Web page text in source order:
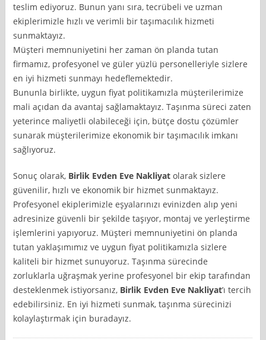
teslim ediyoruz. Bunun yanı sıra, tecrübeli ve uzman
ekiplerimizle hızlı ve verimli bir taşımacılık hizmeti
sunmaktayız.
Müşteri memnuniyetini her zaman ön planda tutan
firmamız, profesyonel ve güler yüzlü personelleriyle sizlere
en iyi hizmeti sunmayı hedeflemektedir.
Bununla birlikte, uygun fiyat politikamızla müşterilerimize
mali açıdan da avantaj sağlamaktayız. Taşınma süreci zaten
yeterince maliyetli olabileceği için, bütçe dostu çözümler
sunarak müşterilerimize ekonomik bir taşımacılık imkanı
sağlıyoruz.
Sonuç olarak, Birlik Evden Eve Nakliyat olarak sizlere
güvenilir, hızlı ve ekonomik bir hizmet sunmaktayız.
Profesyonel ekiplerimizle eşyalarınızı evinizden alıp yeni
adresinize güvenli bir şekilde taşıyor, montaj ve yerleştirme
işlemlerini yapıyoruz. Müşteri memnuniyetini ön planda
tutan yaklaşımımız ve uygun fiyat politikamızla sizlere
kaliteli bir hizmet sunuyoruz. Taşınma sürecinde
zorluklarla uğraşmak yerine profesyonel bir ekip tarafından
desteklenmek istiyorsanız, Birlik Evden Eve Nakliyat’ı tercih
edebilirsiniz. En iyi hizmeti sunmak, taşınma sürecinizi
kolaylaştırmak için buradayız.